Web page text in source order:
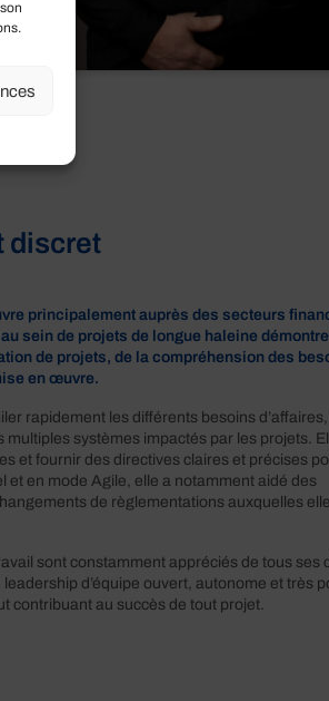
discret
principalement auprès des secteurs
sein de projets de longue haleine
de projets, de la compréhension des
en œuvre.
rapidement les différents besoins
systèmes impactés par les projets.
et fournir des directives claires et précises
et en mode Agile, elle a notamment aidé des
de règlementations auxquelles
sont constamment appréciés de tous ses
d’équipe ouvert, autonome et très
contribuant au succès de tout projet.